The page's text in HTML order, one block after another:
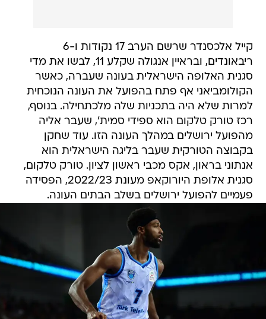
קייל אלכסנדר שרשם הערב 17 נקודות ו-6
ריבאונדים, ובראיין אנגולה שקלע 11, לבשו את מדי
סגנית האלופה הישראלית בעונה שעברה, כאשר
הקולומביאני אף פתח בהפועל את העונה הנוכחית
למרות שלא היה בתכניות שלה מלכתחילה. בנוסף,
רכז טורק טלקום הוא ספידי סמית', שעבר אליה
מהפועל ירושלים במהלך העונה הזו. עוד שחקן
בקבוצה הטורקית שעבר בליגה הישראלית הוא
אנתוני בראון, אקס מכבי ראשון לציון. טורק טלקום,
סגנית אלופת היורוקאפ מעונת 2022/23, הפסידה
פעמיים להפועל ירושלים בשלב הבתים העונה.